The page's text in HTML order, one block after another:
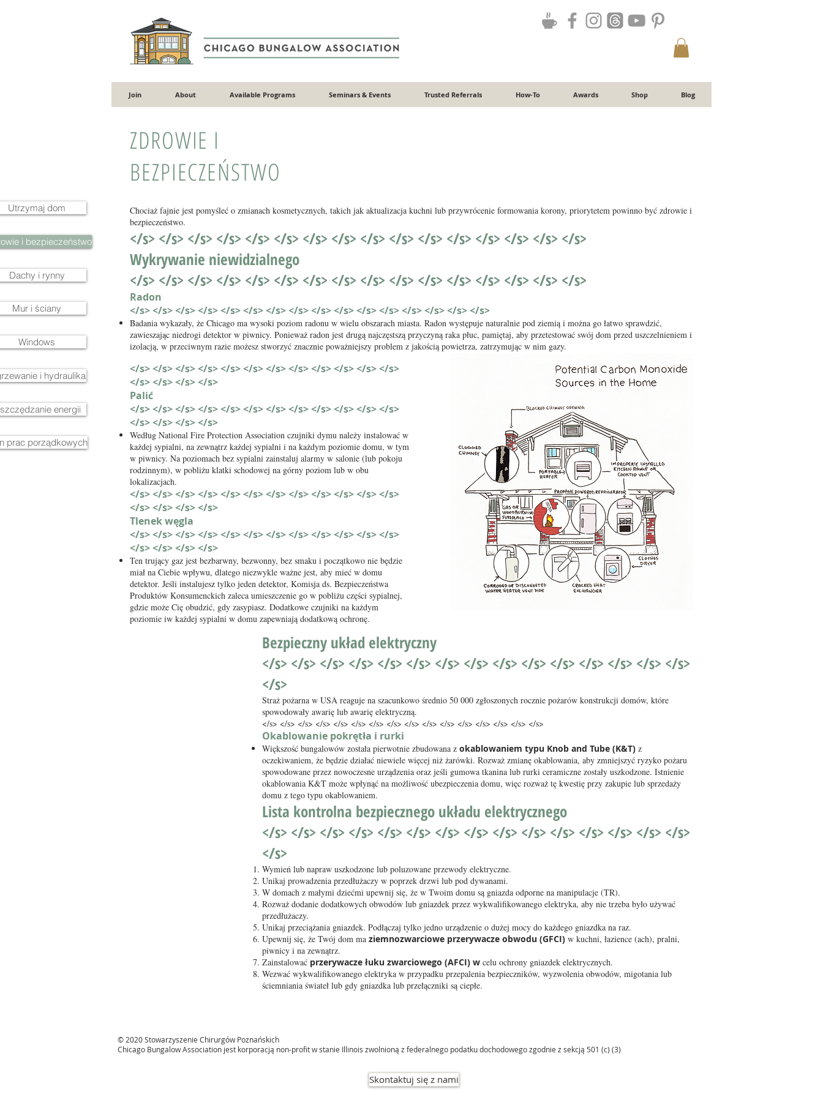
Join About Available Programs Seminars & Events Trusted Referrals How-To Awards Shop Blog
ZDROWIE I
BEZPIECZEŃSTWO
Utrzymaj dom
i bezpieczeństwo
Dachy i rynny
Mur i ściany
Windows
i hydraulika
energii
prac porządkowych
Chociaż fajnie jest pomyśleć o zmianach kosmetycznych, takich jak aktualizacja kuchni lub przywrócenie formowania korony, priorytetem powinno być zdrowie i
bezpieczeństwo.
</s> </s> </s> </s> </s> </s> </s> </s> </s> </s> </s> </s> </s> </s> </s> </s>
Wykrywanie niewidzialnego
</s> </s> </s> </s> </s> </s> </s> </s> </s> </s> </s> </s> </s> </s> </s> </s>
Radon
</s> </s> </s> </s> </s> </s> </s> </s> </s> </s> </s> </s> </s> </s> </s> </s>
Badania wykazały, że Chicago ma wysoki poziom radonu w wielu obszarach miasta. Radon występuje naturalnie pod ziemią i można go łatwo sprawdzić,
zawieszając niedrogi detektor w piwnicy. Ponieważ radon jest drugą najczęstszą przyczyną raka płuc, pamiętaj, aby przetestować swój dom przed uszczelnieniem i
izolacją, w przeciwnym razie możesz stworzyć znacznie poważniejszy problem z jakością powietrza, zatrzymując w nim gazy.
</s> </s> </s> </s> </s> </s> </s> </s> </s> </s> </s> </s>
</s> </s> </s> </s>
Palić
</s> </s> </s> </s> </s> </s> </s> </s> </s> </s> </s> </s>
</s> </s> </s> </s>
Według National Fire Protection Association czujniki dymu należy instalować w
każdej sypialni, na zewnątrz każdej sypialni i na każdym poziomie domu, w tym
w piwnicy. Na poziomach bez sypialni zainstaluj alarmy w salonie (lub pokoju
rodzinnym), w pobliżu klatki schodowej na górny poziom lub w obu
lokalizacjach.
</s> </s> </s> </s> </s> </s> </s> </s> </s> </s> </s> </s>
</s> </s> </s> </s>
Tlenek węgla
</s> </s> </s> </s> </s> </s> </s> </s> </s> </s> </s> </s>
</s> </s> </s> </s>
Ten trujący gaz jest bezbarwny, bezwonny, bez smaku i początkowo nie będzie
miał na Ciebie wpływu, dlatego niezwykle ważne jest, aby mieć w domu
detektor. Jeśli instalujesz tylko jeden detektor, Komisja ds. Bezpieczeństwa
Produktów Konsumenckich zaleca umieszczenie go w pobliżu części sypialnej,
gdzie może Cię obudzić, gdy zasypiasz. Dodatkowe czujniki na każdym
poziomie iw każdej sypialni w domu zapewniają dodatkową ochronę.
Bezpieczny układ elektryczny
</s> </s> </s> </s> </s> </s> </s> </s> </s> </s> </s> </s> </s> </s> </s>
</s>
Straż pożarna w USA reaguje na szacunkowo średnio 50 000 zgłoszonych rocznie pożarów konstrukcji domów, które
spowodowały awarię lub awarię elektryczną.
</s> </s> </s> </s> </s> </s> </s> </s> </s> </s> </s> </s> </s> </s> </s> </s>
Okablowanie pokrętła i rurki
Większość bungalowów została pierwotnie zbudowana z okablowaniem typu Knob and Tube (K&T) z
oczekiwaniem, że będzie działać niewiele więcej niż żarówki. Rozważ zmianę okablowania, aby zmniejszyć ryzyko pożaru
spowodowane przez nowoczesne urządzenia oraz jeśli gumowa tkanina lub rurki ceramiczne zostały uszkodzone. Istnienie
okablowania K&T może wpłynąć na możliwość ubezpieczenia domu, więc rozważ tę kwestię przy zakupie lub sprzedaży
domu z tego typu okablowaniem.
Lista kontrolna bezpiecznego układu elektrycznego
</s> </s> </s> </s> </s> </s> </s> </s> </s> </s> </s> </s> </s> </s> </s>
</s>
Wymień lub napraw uszkodzone lub poluzowane przewody elektryczne.
Unikaj prowadzenia przedłużaczy w poprzek drzwi lub pod dywanami.
W domach z małymi dziećmi upewnij się, że w Twoim domu są gniazda odporne na manipulacje (TR).
Rozważ dodanie dodatkowych obwodów lub gniazdek przez wykwalifikowanego elektryka, aby nie trzeba było używać
przedłużaczy.
Unikaj przeciążania gniazdek. Podłączaj tylko jedno urządzenie o dużej mocy do każdego gniazdka na raz.
Upewnij się, że Twój dom ma ziemnozwarciowe przerywacze obwodu (GFCI) w kuchni, łazience (ach), pralni,
piwnicy i na zewnątrz.
Zainstalować przerywacze łuku zwarciowego (AFCI) w celu ochrony gniazdek elektrycznych.
Wezwać wykwalifikowanego elektryka w przypadku przepalenia bezpieczników, wyzwolenia obwodów, migotania lub
ściemniania świateł lub gdy gniazdka lub przełączniki są ciepłe.
© 2020 Stowarzyszenie Chirurgów Poznańskich
Chicago Bungalow Association jest korporacją non-profit w stanie Illinois zwolnioną z federalnego podatku dochodowego zgodnie z sekcją 501 (c) (3)
Skontaktuj się z nami